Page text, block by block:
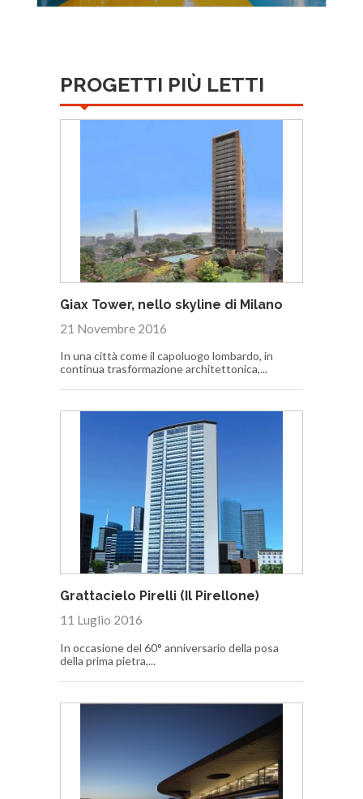
PROGETTI PIÙ LETTI
Giax Tower, nello skyline di Milano
21 Novembre 2016
In una città come il capoluogo lombardo, in
continua trasformazione architettonica,...
Grattacielo Pirelli (Il Pirellone)
11 Luglio 2016
In occasione del 60° anniversario della posa
della prima pietra,...